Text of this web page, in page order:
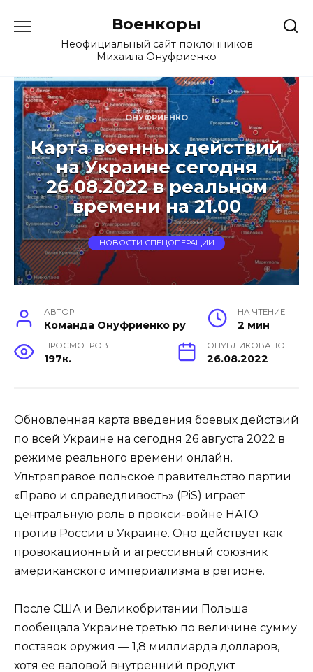
содержанию
Военкоры
Неофициальный сайт поклонников
Михаила Онуфриенко
ОНУФРИЕНКО
Карта военных действий
на Украине сегодня
26.08.2022 в реальном
времени на 21.00
НОВОСТИ СПЕЦОПЕРАЦИИ
АВТОР
Команда Онуфриенко ру
НА ЧТЕНИЕ
2 мин
ПРОСМОТРОВ
197к.
ОПУБЛИКОВАНО
26.08.2022
Обновленная карта введения боевых действий
по всей Украине на сегодня 26 августа 2022 в
режиме реального времени онлайн.
Ультраправое польское правительство партии
«Право и справедливость» (PiS) играет
центральную роль в прокси-войне НАТО
против России в Украине. Оно действует как
провокационный и агрессивный союзник
американского империализма в регионе.
После США и Великобритании Польша
пообещала Украине третью по величине сумму
поставок оружия — 1,8 миллиарда долларов,
хотя ее валовой внутренний продукт